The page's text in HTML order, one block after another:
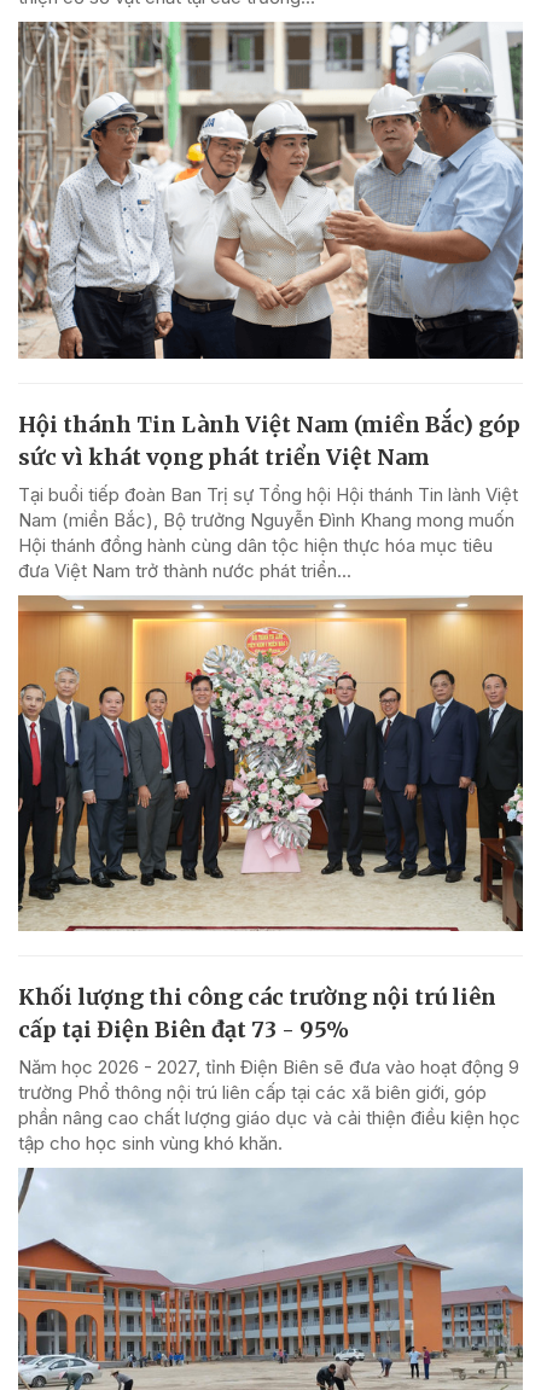
Hội thánh Tin Lành Việt Nam (miền Bắc) góp
sức vì khát vọng phát triển Việt Nam
Tại buổi tiếp đoàn Ban Trị sự Tổng hội Hội thánh Tin lành Việt
Nam (miền Bắc), Bộ trưởng Nguyễn Đình Khang mong muốn
Hội thánh đồng hành cùng dân tộc hiện thực hóa mục tiêu
đưa Việt Nam trở thành nước phát triển...
Khối lượng thi công các trường nội trú liên
cấp tại Điện Biên đạt 73 - 95%
Năm học 2026 - 2027, tỉnh Điện Biên sẽ đưa vào hoạt động 9
trường Phổ thông nội trú liên cấp tại các xã biên giới, góp
phần nâng cao chất lượng giáo dục và cải thiện điều kiện học
tập cho học sinh vùng khó khăn.